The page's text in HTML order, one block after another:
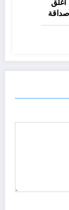
اغلق ملفه